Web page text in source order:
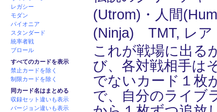
レガシー
モダン
パイオニア
スタンダード
統率者戦
ブロール
すべてのカードを表示
禁止カードを除く
制限カードを除く
同カード名はまとめる
収録セット違いも表示
バージョン違いも表示
(Utrom)・人間
(Ninja) TMT, レア
これが戦場に出る
び、各対戦相手は
でないカード１枚
で、自分のライブ